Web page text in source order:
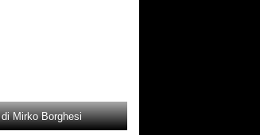
di Mirko Borghesi